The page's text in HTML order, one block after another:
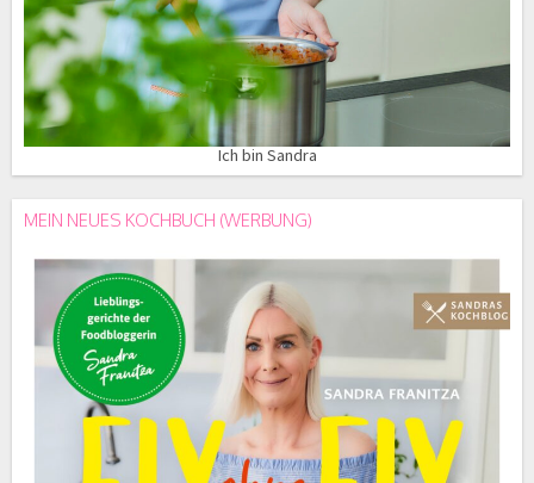
Ich bin Sandra
MEIN NEUES KOCHBUCH (WERBUNG)